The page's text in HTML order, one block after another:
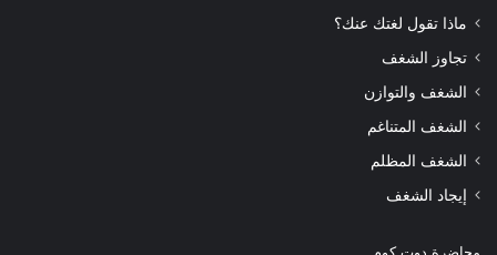
ماذا تقول لغتك عنك؟
تجاوز الشغف
الشغف والتوازن
الشغف المتناغم
الشغف المظلم
إيجاد الشغف